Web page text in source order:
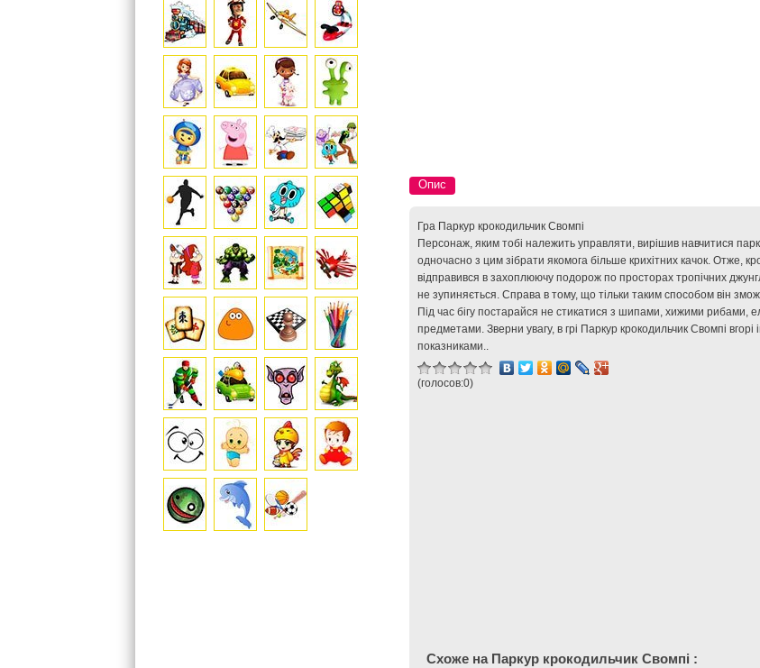
Опис
Гра Паркур крокодильчик Свомпі
Персонаж, яким тобі належить управляти, вирішив навчитися
одночасно з цим зібрати якомога більше крихітних качок. Отже,
відправився в захоплюючу подорож по просторах тропічних
не зупиняється. Справа в тому, що тільки таким способом він
Під час бігу постарайся не стикатися з шипами, хижими
предметами. Зверни увагу, в грі Паркур крокодильчик Свомпі
показниками..
(голосов:0)
Схоже на Паркур крокодильчик Свомпі :